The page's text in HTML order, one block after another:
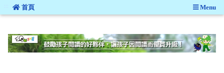
::: 首頁 Menu